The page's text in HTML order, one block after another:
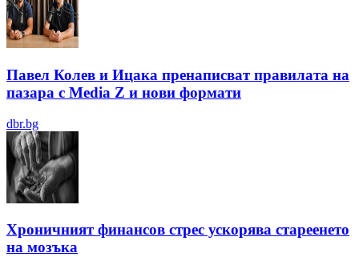
Павел Колев и Ицака пренаписват правилата на
пазара с Media Z и нови формати
dbr.bg
Хроничният финансов стрес ускорява стареенето
на мозъка